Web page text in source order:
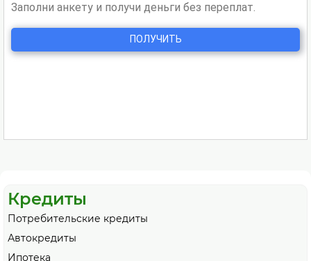
Кредиты
Потребительские кредиты
Автокредиты
Ипотека